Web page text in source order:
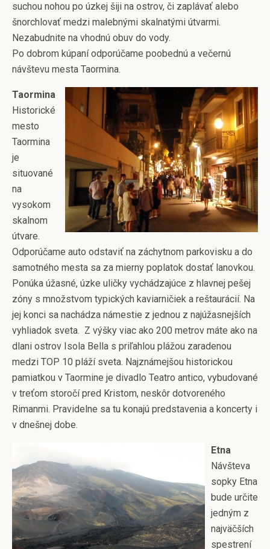
suchou nohou po úzkej šiji na ostrov, či zaplávať alebo
šnorchlovať medzi malebnými skalnatými útvarmi.
Nezabudnite na vhodnú obuv do vody.
Po dobrom kúpaní odporúčame poobednú a večernú
návštevu mesta Taormina.
Taormina
Historické
mesto
Taormina
je
situované
na
vysokom
skalnom
útvare.
Odporúčame auto odstaviť na záchytnom parkovisku a do
samotného mesta sa za mierny poplatok dostať lanovkou.
Ponúka úžasné, úzke uličky vychádzajúce z hlavnej pešej
zóny s množstvom typických kaviarničiek a reštaurácií. Na
jej konci sa nachádza námestie z jednou z najúžasnejších
vyhliadok sveta. Z výšky viac ako 200 metrov máte ako na
dlani ostrov Isola Bella s priľahlou plážou zaradenou
medzi TOP 10 pláží sveta. Najznámejšou historickou
pamiatkou v Taormine je divadlo Teatro antico, vybudované
v treťom storočí pred Kristom, neskôr dotvoreného
Rimanmi. Pravidelne sa tu konajú predstavenia a koncerty i
v dnešnej dobe.
Etna
Návšteva
sopky Etna
bude určite
jedným z
najväčších
spestrení